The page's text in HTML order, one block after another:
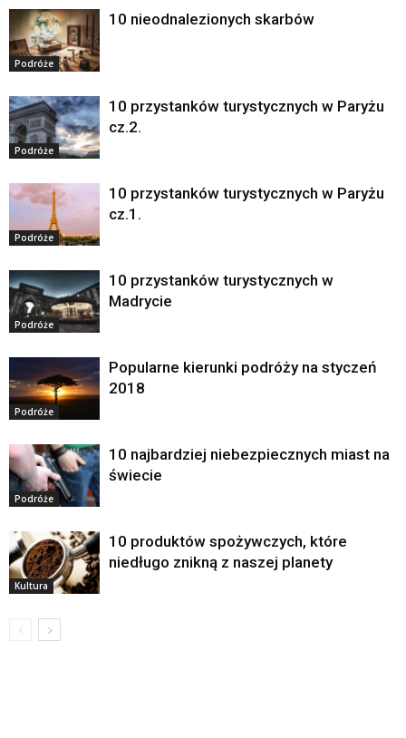
Podróże
10 nieodnalezionych skarbów
Podróże
10 przystanków turystycznych w Paryżu
cz.2.
Podróże
10 przystanków turystycznych w Paryżu
cz.1.
Podróże
10 przystanków turystycznych w
Madrycie
Podróże
Popularne kierunki podróży na styczeń
2018
Podróże
10 najbardziej niebezpiecznych miast na
świecie
Kultura
10 produktów spożywczych, które
niedługo znikną z naszej planety